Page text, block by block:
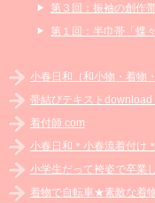
第３回：振袖の創作
第１回：半巾帯「蝶々
小春日和（和小物・着物・
帯結びテキストdownload
着付師.com
小春日和＊小春流着付け＊
小学生だって袴姿で卒業
着物で自転車★素敵な着